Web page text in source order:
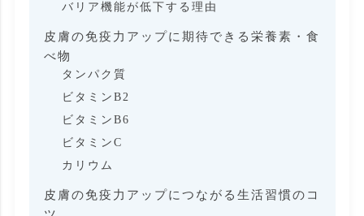
バリア機能が低下する理由
皮膚の免疫力アップに期待できる栄養素・食
べ物
タンパク質
ビタミンB2
ビタミンB6
ビタミンC
カリウム
皮膚の免疫力アップにつながる生活習慣のコ